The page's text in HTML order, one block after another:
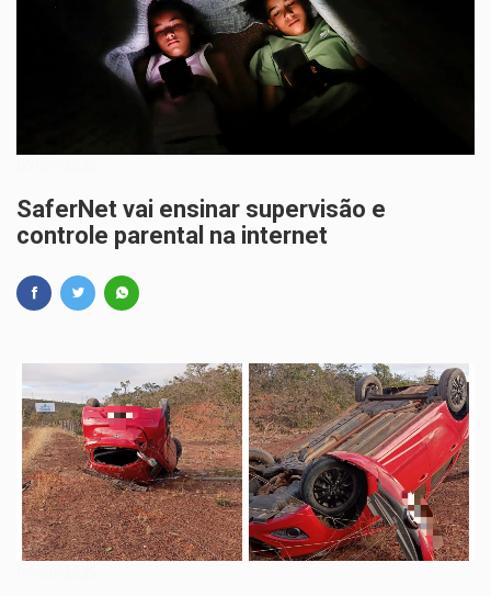
SaferNet vai ensinar supervisão e
controle parental na internet